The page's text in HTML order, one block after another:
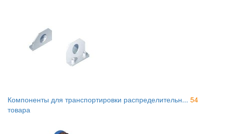
Компоненты для транспортировки распределительн... 54
товара